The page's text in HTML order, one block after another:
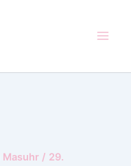
Masuhr / 29.